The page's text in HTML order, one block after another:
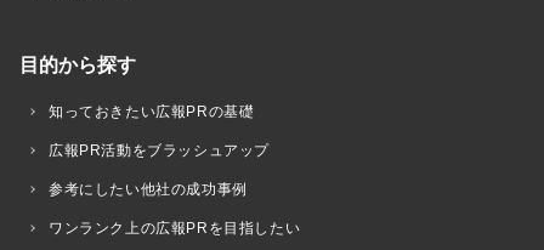
目的から探す
知っておきたい広報PRの基礎
広報PR活動をブラッシュアップ
参考にしたい他社の成功事例
ワンランク上の広報PRを目指したい